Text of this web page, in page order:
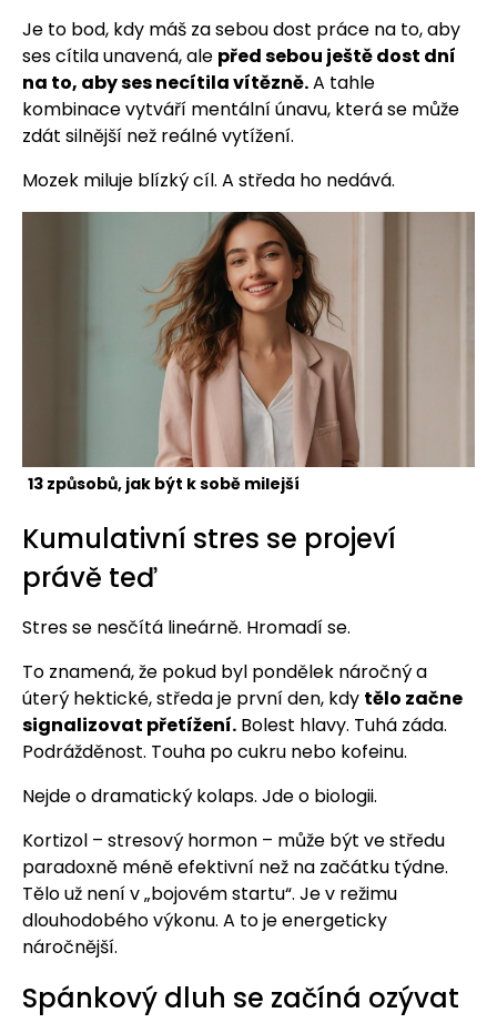
Je to bod, kdy máš za sebou dost práce na to, aby
ses cítila unavená, ale před sebou ještě dost dní
na to, aby ses necítila vítězně.A tahle
kombinace vytváří mentální únavu, která se může
zdát silnější než reálné vytížení.
Mozek miluje blízký cíl. A středa ho nedává.
13 způsobů, jak být k sobě milejší
Kumulativní stres se projeví
právě teď
Stres se nesčítá lineárně. Hromadí se.
To znamená, že pokud byl pondělek náročný a
úterý hektické, středa je první den, kdy tělo začne
signalizovat přetížení. Bolest hlavy. Tuhá záda.
Podrážděnost. Touha po cukru nebo kofeinu.
Nejde o dramatický kolaps. Jde o biologii.
Kortizol – stresový hormon – může být ve středu
paradoxně méně efektivní než na začátku týdne.
Tělo už není v „bojovém startu“. Je v režimu
dlouhodobého výkonu. A to je energeticky
náročnější.
Spánkový dluh se začíná ozývat